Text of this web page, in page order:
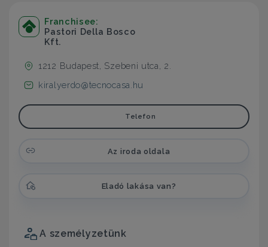
Franchisee:
Pastori Della Bosco
Kft.
1212 Budapest, Szebeni utca, 2.
kiralyerdo@tecnocasa.hu
Telefon
Az iroda oldala
Eladó lakása van?
A személyzetünk